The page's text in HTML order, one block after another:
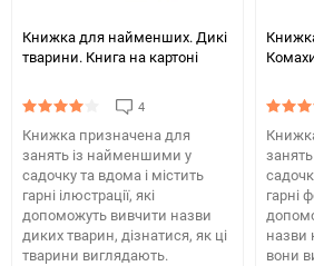
Книжка для найменших. Дикі
тварини. Книга на картоні
4
Книжка призначена для
занять із найменшими у
садочку та вдома і містить
гарні ілюстрації, які
допоможуть вивчити назви
диких тварин, дізнатися, як ці
тварини виглядають.
гарні
назви
вони